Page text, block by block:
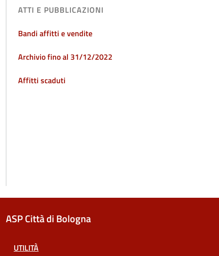
ATTI E PUBBLICAZIONI
Bandi affitti e vendite
Archivio fino al 31/12/2022
Affitti scaduti
ASP Città di Bologna
UTILITÀ